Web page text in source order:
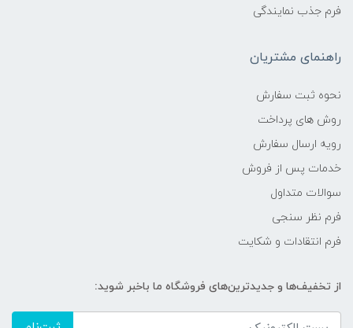
فرم جذب نمایندگی
راهنمای مشتریان
نحوه ثبت سفارش
روش های پرداخت
رویه ارسال سفارش
خدمات پس از فروش
سوالات متداول
فرم نظر سنجی
فرم انتقادات و شکایت
از تخفیف‌ها و جدیدترین‌های فروشگاه ما باخبر شوید: